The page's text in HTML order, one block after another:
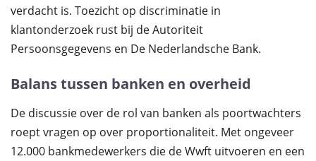
verdacht is. Toezicht op discriminatie in
klantonderzoek rust bij de Autoriteit
Persoonsgegevens en De Nederlandsche Bank.
Balans tussen banken en overheid
De discussie over de rol van banken als poortwachters
roept vragen op over proportionaliteit. Met ongeveer
12.000 bankmedewerkers die de Wwft uitvoeren en een